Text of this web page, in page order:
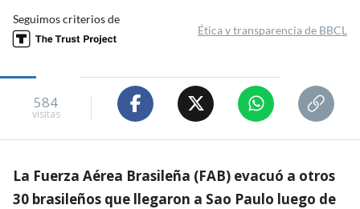
Seguimos criterios de
Ética y transparencia de BBCL
584
visitas
La Fuerza Aérea Brasileña (FAB) evacuó a otros
30 brasileños que llegaron a Sao Paulo luego de